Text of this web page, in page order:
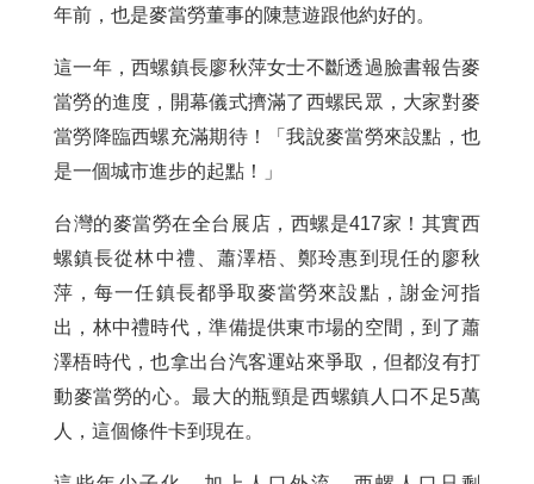
年前，也是麥當勞董事的陳慧遊跟他約好的。
這一年，西螺鎮長廖秋萍女士不斷透過臉書報告麥
當勞的進度，開幕儀式擠滿了西螺民眾，大家對麥
當勞降臨西螺充滿期待！「我說麥當勞來設點，也
是一個城市進步的起點！」
台灣的麥當勞在全台展店，西螺是417家！其實西
螺鎮長從林中禮、蕭澤梧、鄭玲惠到現任的廖秋
萍，每一任鎮長都爭取麥當勞來設點，謝金河指
出，林中禮時代，準備提供東巿場的空間，到了蕭
澤梧時代，也拿出台汽客運站來爭取，但都沒有打
動麥當勞的心。最大的瓶頸是西螺鎮人口不足5萬
人，這個條件卡到現在。